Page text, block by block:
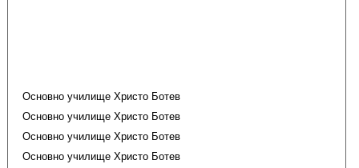
Основно училище Христо Ботев
Основно училище Христо Ботев
Основно училище Христо Ботев
Основно училище Христо Ботев